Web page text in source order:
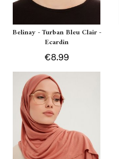
Belinay - Turban Bleu Clair -
Ecardin
€8.99